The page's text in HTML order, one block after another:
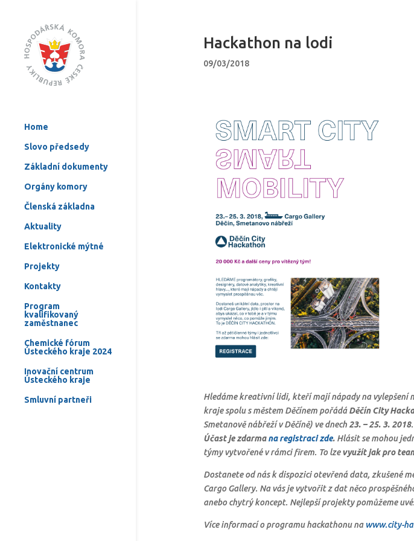
Home
Slovo předsedy
Základní dokumenty
Orgány komory
Členská základna
Aktuality
Elektronické mýtné
Projekty
Kontakty
Program
kvalifikovaný
zaměstnanec
Chemické fórum
Ústeckého kraje 2024
Inovační centrum
Ústeckého kraje
Smluvní partneři
Hackathon na lodi
09/03/2018
Hledáme kreativní lidi, kteří mají nápady na vylepšení
kraje spolu s městem Děčínem pořádáDěčín City
Smetanově nábřeží v Děčíně) ve dnech 23. – 25. 3. 2018
Účast je zdarmana registraci zde.Hlásit se mohou
týmy vytvořené v rámci firem. To lzevyužít jak pro
Dostanete od nás k dispozici otevřená data, zkušené
Cargo Gallery. Na vás je vytvořit z dat něco
anebo chytrý koncept. Nejlepší projekty pomůžeme
Více informací o programu hackathonu na www.city-